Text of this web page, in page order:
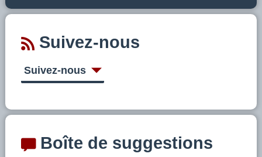
Suivez-nous
Suivez-nous
Boîte de suggestions